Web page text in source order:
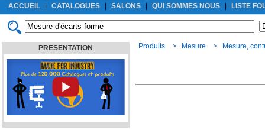
ACCUEIL CATALOGUES SALONS QUI SOMMES NOUS LISTE
PRESENTATION Produits > Mesure > Mesure,